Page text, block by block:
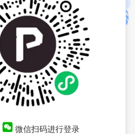
微信扫码进行登录